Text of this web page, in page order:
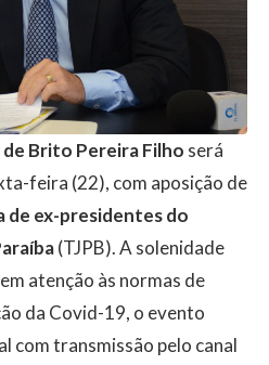
Brito Pereira Filho será
feira (22), com aposição de
de ex-presidentes do
(TJPB). A solenidade
atenção às normas de
da Covid-19, o evento
com transmissão pelo canal